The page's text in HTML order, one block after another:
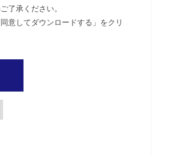
了承ください。
意してダウンロードする」をクリ